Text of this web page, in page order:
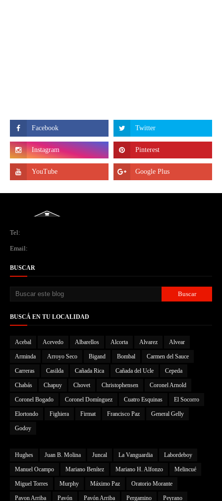
Tel:
Email:
BUSCAR
BUSCÁ EN TU LOCALIDAD
Acebal Acevedo Albarellos Alcorta Alvarez Alvear
Arminda Arroyo Seco Bigand Bombal Carmen del Sauce
Carreras Casilda Cañada Rica Cañada del Ucle Cepeda
Chabás Chapuy Chovet Christophensen Coronel Arnold
Coronel Bogado Coronel Domínguez Cuatro Esquinas El Socorro
Elortondo Fighiera Firmat Francisco Paz General Gelly
Godoy
Hughes Juan B. Molina Juncal La Vanguardia Labordeboy
Manuel Ocampo Mariano Benítez Mariano H. Alfonzo Melincué
Miguel Torres Murphy Máximo Paz Oratorio Morante
Pavon Arriba Pavón Pavón Arriba Pergamino Peyrano